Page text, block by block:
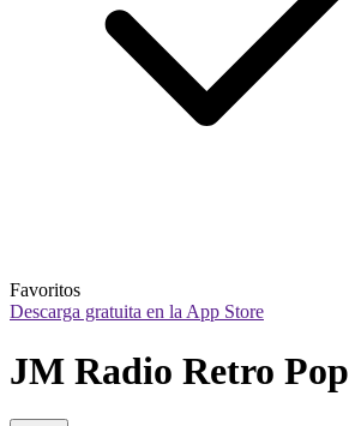
Favoritos
Descarga gratuita en la App Store
JM Radio Retro Pop